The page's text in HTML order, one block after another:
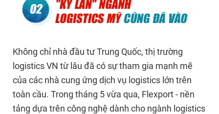
Không chỉ nhà đầu tư Trung Quốc, thị trường
logistics VN từ lâu đã có sự tham gia mạnh mẽ
của các nhà cung ứng dịch vụ logistics lớn trên
toàn cầu. Trong tháng 5 vừa qua, Flexport - nền
tảng dựa trên công nghệ dành cho ngành logistics